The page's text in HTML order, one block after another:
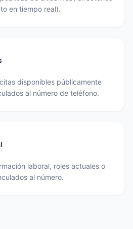
en tiempo real).
disponibles públicamente
al número de teléfono.
laboral, roles actuales o
al número.